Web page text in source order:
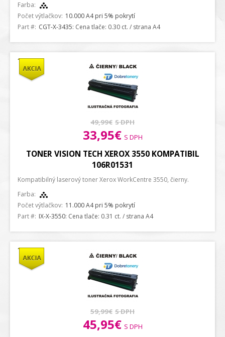
Farba:
Počet výtlačkov: 10.000 A4 pri 5% pokrytí
Part #: CGT-X-3435: Cena tlače: 0.30 ct. / strana A4
49,99€ S DPH
33,95€ S DPH
TONER VISION TECH XEROX 3550 KOMPATIBIL
106R01531
Kompatibilný laserový toner Xerox WorkCentre 3550, čierny.
Farba:
Počet výtlačkov: 11.000 A4 pri 5% pokrytí
Part #: IX-X-3550: Cena tlače: 0.31 ct. / strana A4
59,99€ S DPH
45,95€ S DPH